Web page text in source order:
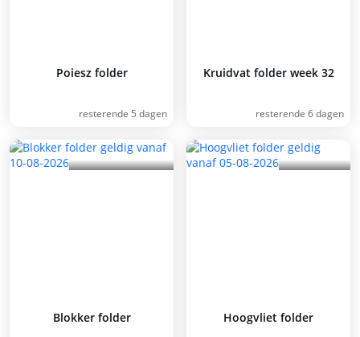
Poiesz folder
resterende 5 dagen
Kruidvat folder week 32
resterende 6 dagen
Blokker folder Hoogvliet folder